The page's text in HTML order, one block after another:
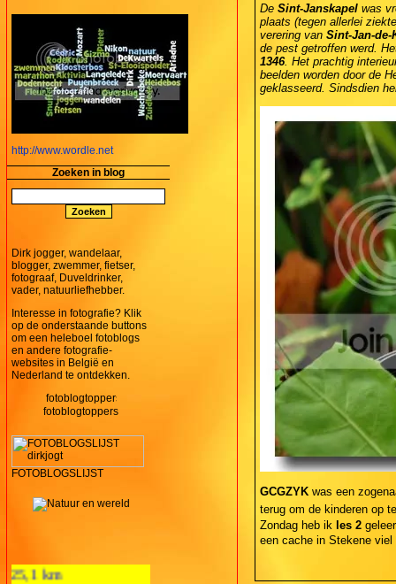
http://www.wordle.net
Zoeken in blog
Dirk jogger, wandelaar,
blogger, zwemmer, fietser,
fotograaf, Duveldrinker,
vader, natuurliefhebber.
Interesse in fotografie? Klik
op de onderstaande buttons
om een heleboel fotoblogs
en andere fotografie-
websites in België en
Nederland te ontdekken.
fotoblogtoppers
FOTOBLOGSLIJST
De Sint-Janskapel was
plaats (tegen allerlei
verering van Sint-Jan-de-
de pest getroffen werd.
1346. Het prachtig
beelden worden door de
geklasseerd. Sindsdien
GCGZYK was een
terug om de kinderen op
Zondag heb ik les 2
een cache in Stekene